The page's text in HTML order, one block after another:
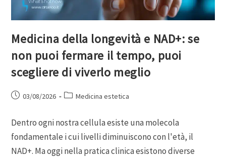
Medicina della longevità e NAD+: se
non puoi fermare il tempo, puoi
scegliere di viverlo meglio
03/08/2026 Medicina estetica
Dentro ogni nostra cellula esiste una molecola
fondamentale i cui livelli diminuiscono con l'età, il
NAD+. Ma oggi nella pratica clinica esistono diverse